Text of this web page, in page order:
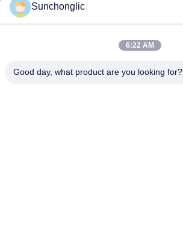
86--13711271181
Privacy policy|Sitemap
Sunchonglic
6:22 AM
Good day, what product are you looking for?